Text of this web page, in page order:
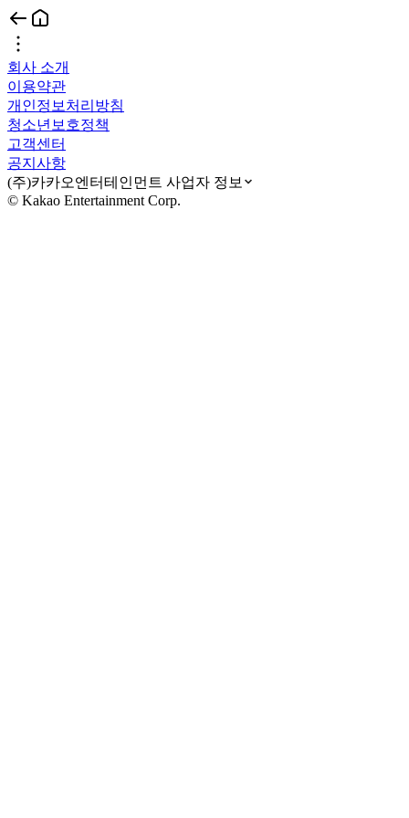
회사 소개
이용약관
개인정보처리방침
청소년보호정책
고객센터
공지사항
(주)카카오엔터테인먼트 사업자 정보
© Kakao Entertainment Corp.